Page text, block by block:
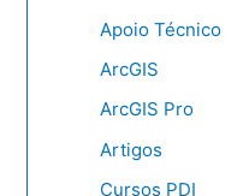
Apoio Técnico
ArcGIS
ArcGIS Pro
Artigos
Cursos PDI